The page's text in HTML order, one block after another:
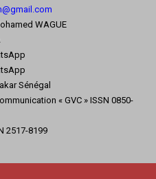
WAGUE
Sénégal
« GVC » ISSN 0850-
2517-8199